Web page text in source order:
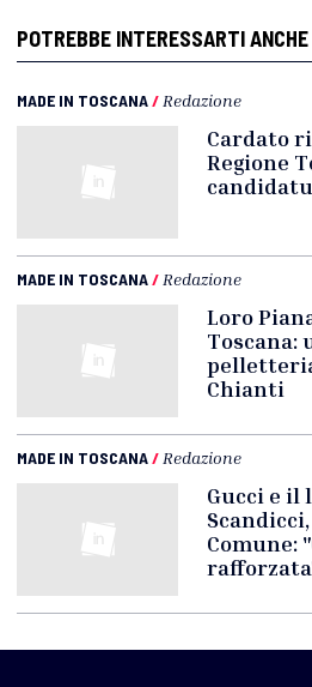
POTREBBE INTERESSARTI ANCHE
MADE IN TOSCANA/ Redazione
Cardato
Regione
MADE IN TOSCANA/ Redazione
Loro
Toscana:
Chianti
MADE IN TOSCANA/ Redazione
Gucci e il
Comune: